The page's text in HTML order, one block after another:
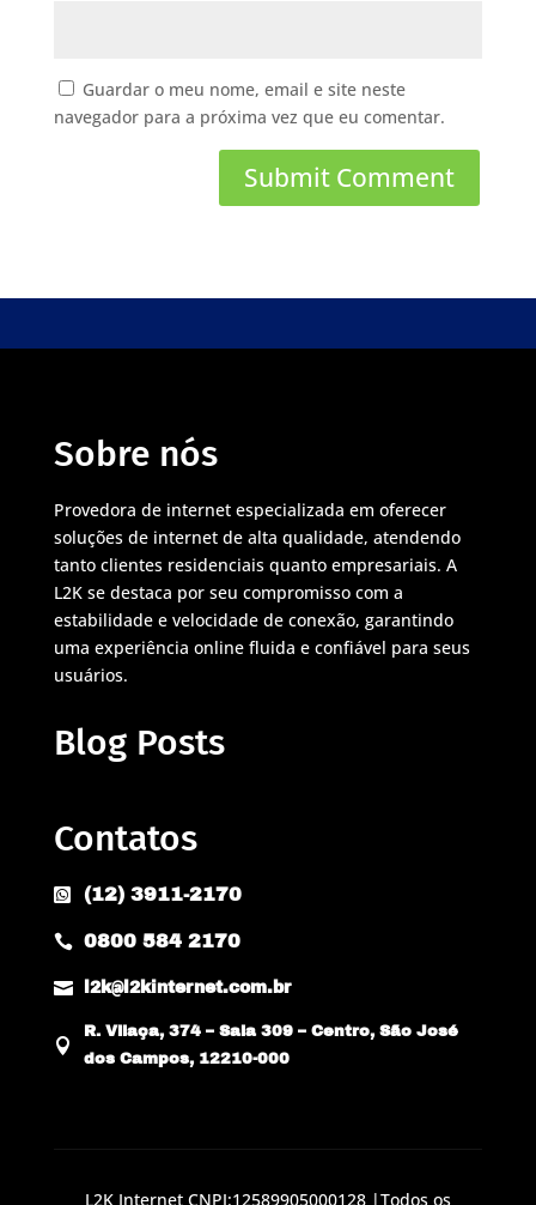
Guardar o meu nome, email e site neste
navegador para a próxima vez que eu comentar.
Sobre nós
Provedora de internet especializada em oferecer
soluções de internet de alta qualidade, atendendo
tanto clientes residenciais quanto empresariais. A
L2K se destaca por seu compromisso com a
estabilidade e velocidade de conexão, garantindo
uma experiência online fluida e confiável para seus
usuários.
Blog Posts
Contatos
 (12) 3911-2170
 0800 584 2170
 l2k@l2kinternet.com.br

R. Vilaça, 374 – Sala 309 – Centro, São José
dos Campos, 12210-000
L2K Internet CNPJ:12589905000128 |Todos os